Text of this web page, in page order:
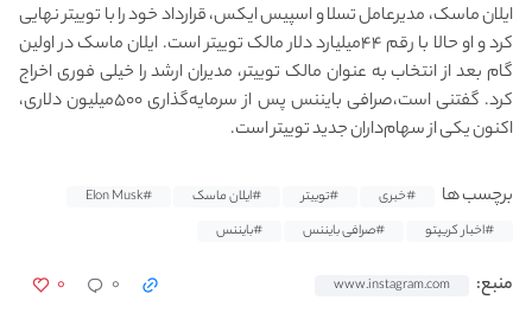
ایلان ماسک، مدیرعامل تسلا و اسپیس ایکس، قرارداد خود را با توییتر نهایی
کرد و او حالا با رقم ۴۴میلیارد دلار مالک توییتر است. ایلان ماسک در اولین
گام بعد از انتخاب به عنوان مالک توییتر، مدیران ارشد را خیلی فوری اخراج
کرد. گفتنی است،صرافی بایننس پس از سرمایه‌گذاری ۵۰۰میلیون دلاری،
اکنون یکی از سهام‌داران جدید توییتر است.
برچسب ها #خبری #توییتر #ایلان ماسک
#Elon Musk
#اخبار کریپتو
#صرافی بایننس #بایننس
منبع: www.instagram.com ۰ ۰